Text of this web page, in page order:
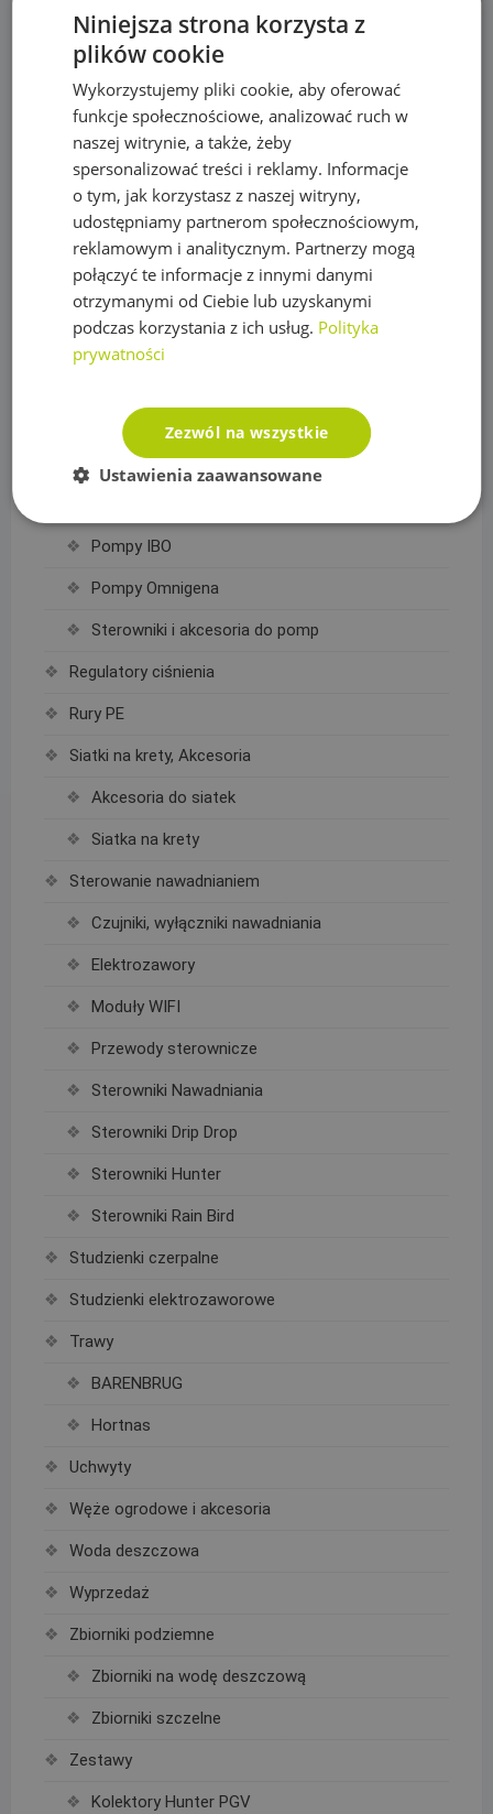
Narzędzia
Nawozy do trawy
Obrzeża trawnikowe, kraty parkingowe i kotwy
Opryskiwacze
Oświetlenie
Plandeki ochronne
Plandeka wzmacniana GRAY 200g/m2
Plandeka wzmacniana GREEN 90g/m2
Plandeka zbrojona LENO CRYSTAL 100g/m2
Podpory roślin
Pompy IBO
Pompy Omnigena
Sterowniki i akcesoria do pomp
Regulatory ciśnienia
Rury PE
Siatki na krety, Akcesoria
Akcesoria do siatek
Siatka na krety
Sterowanie nawadnianiem
Czujniki, wyłączniki nawadniania
Elektrozawory
Moduły WIFI
Przewody sterownicze
Sterowniki Nawadniania
Sterowniki Drip Drop
Sterowniki Hunter
Sterowniki Rain Bird
Studzienki czerpalne
Studzienki elektrozaworowe
Trawy
BARENBRUG
Hortnas
Uchwyty
Węże ogrodowe i akcesoria
Woda deszczowa
Wyprzedaż
Zbiorniki podziemne
Zbiorniki na wodę deszczową
Zbiorniki szczelne
Zestawy
Kolektory Hunter PGV
Niniejsza strona korzysta z
plików cookie
Wykorzystujemy pliki cookie, aby oferować
funkcje społecznościowe, analizować ruch w
naszej witrynie, a także, żeby
spersonalizować treści i reklamy. Informacje
o tym, jak korzystasz z naszej witryny,
udostępniamy partnerom społecznościowym,
reklamowym i analitycznym. Partnerzy mogą
połączyć te informacje z innymi danymi
otrzymanymi od Ciebie lub uzyskanymi
podczas korzystania z ich usług. Polityka
prywatności
Zezwól na wszystkie
Ustawienia zaawansowane